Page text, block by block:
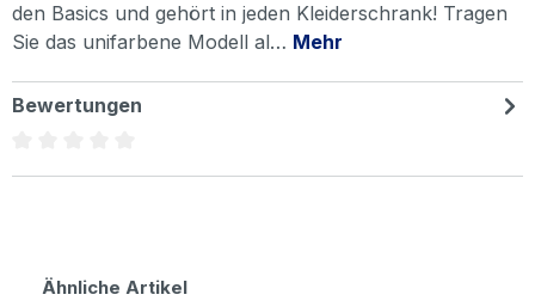
den Basics und gehört in jeden Kleiderschrank! Tragen
Sie das unifarbene Modell al… Mehr
Bewertungen
Produktgalerie überspringen
Ähnliche Artikel